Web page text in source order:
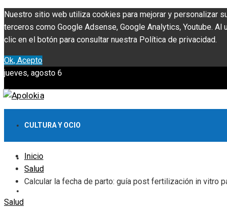
Nuestro sitio web utiliza cookies para mejorar y personalizar
terceros como Google Adsense, Google Analytics, Youtube.
clic en el botón para consultar nuestra Política de privacidad.
Ok, Acepto
jueves, agosto 6
CULTURA Y OCIO
INVERSIONES Y NEGOCIOS
Inicio
Salud
Calcular la fecha de parto: guía post fertilización in vitro
Salud